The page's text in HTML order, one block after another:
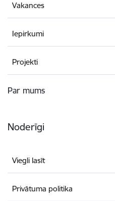
Vakances
Iepirkumi
Projekti
Par mums
Noderīgi
Viegli lasīt
Privātuma politika